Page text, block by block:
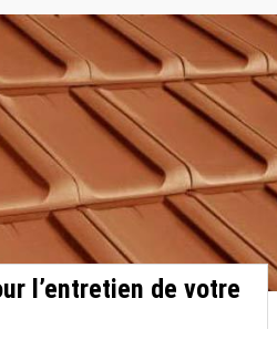
l’entretien de votre